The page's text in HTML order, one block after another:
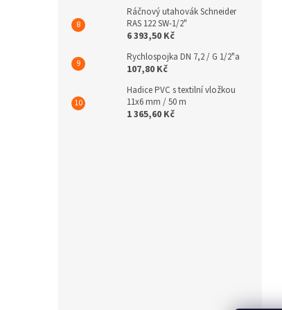
Ráčnový utahovák Schneider
RAS 122 SW-1/2"
6 393,50 Kč
Rychlospojka DN 7,2 / G 1/2"a
107,80 Kč
Hadice PVC s textilní vložkou
11x6 mm / 50 m
1 365,60 Kč